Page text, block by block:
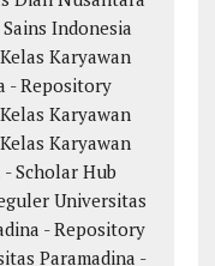
Indonesia
Karyawan
- Repository
Karyawan
Karyawan
Scholar Hub
Universitas
- Repository
Paramadina -